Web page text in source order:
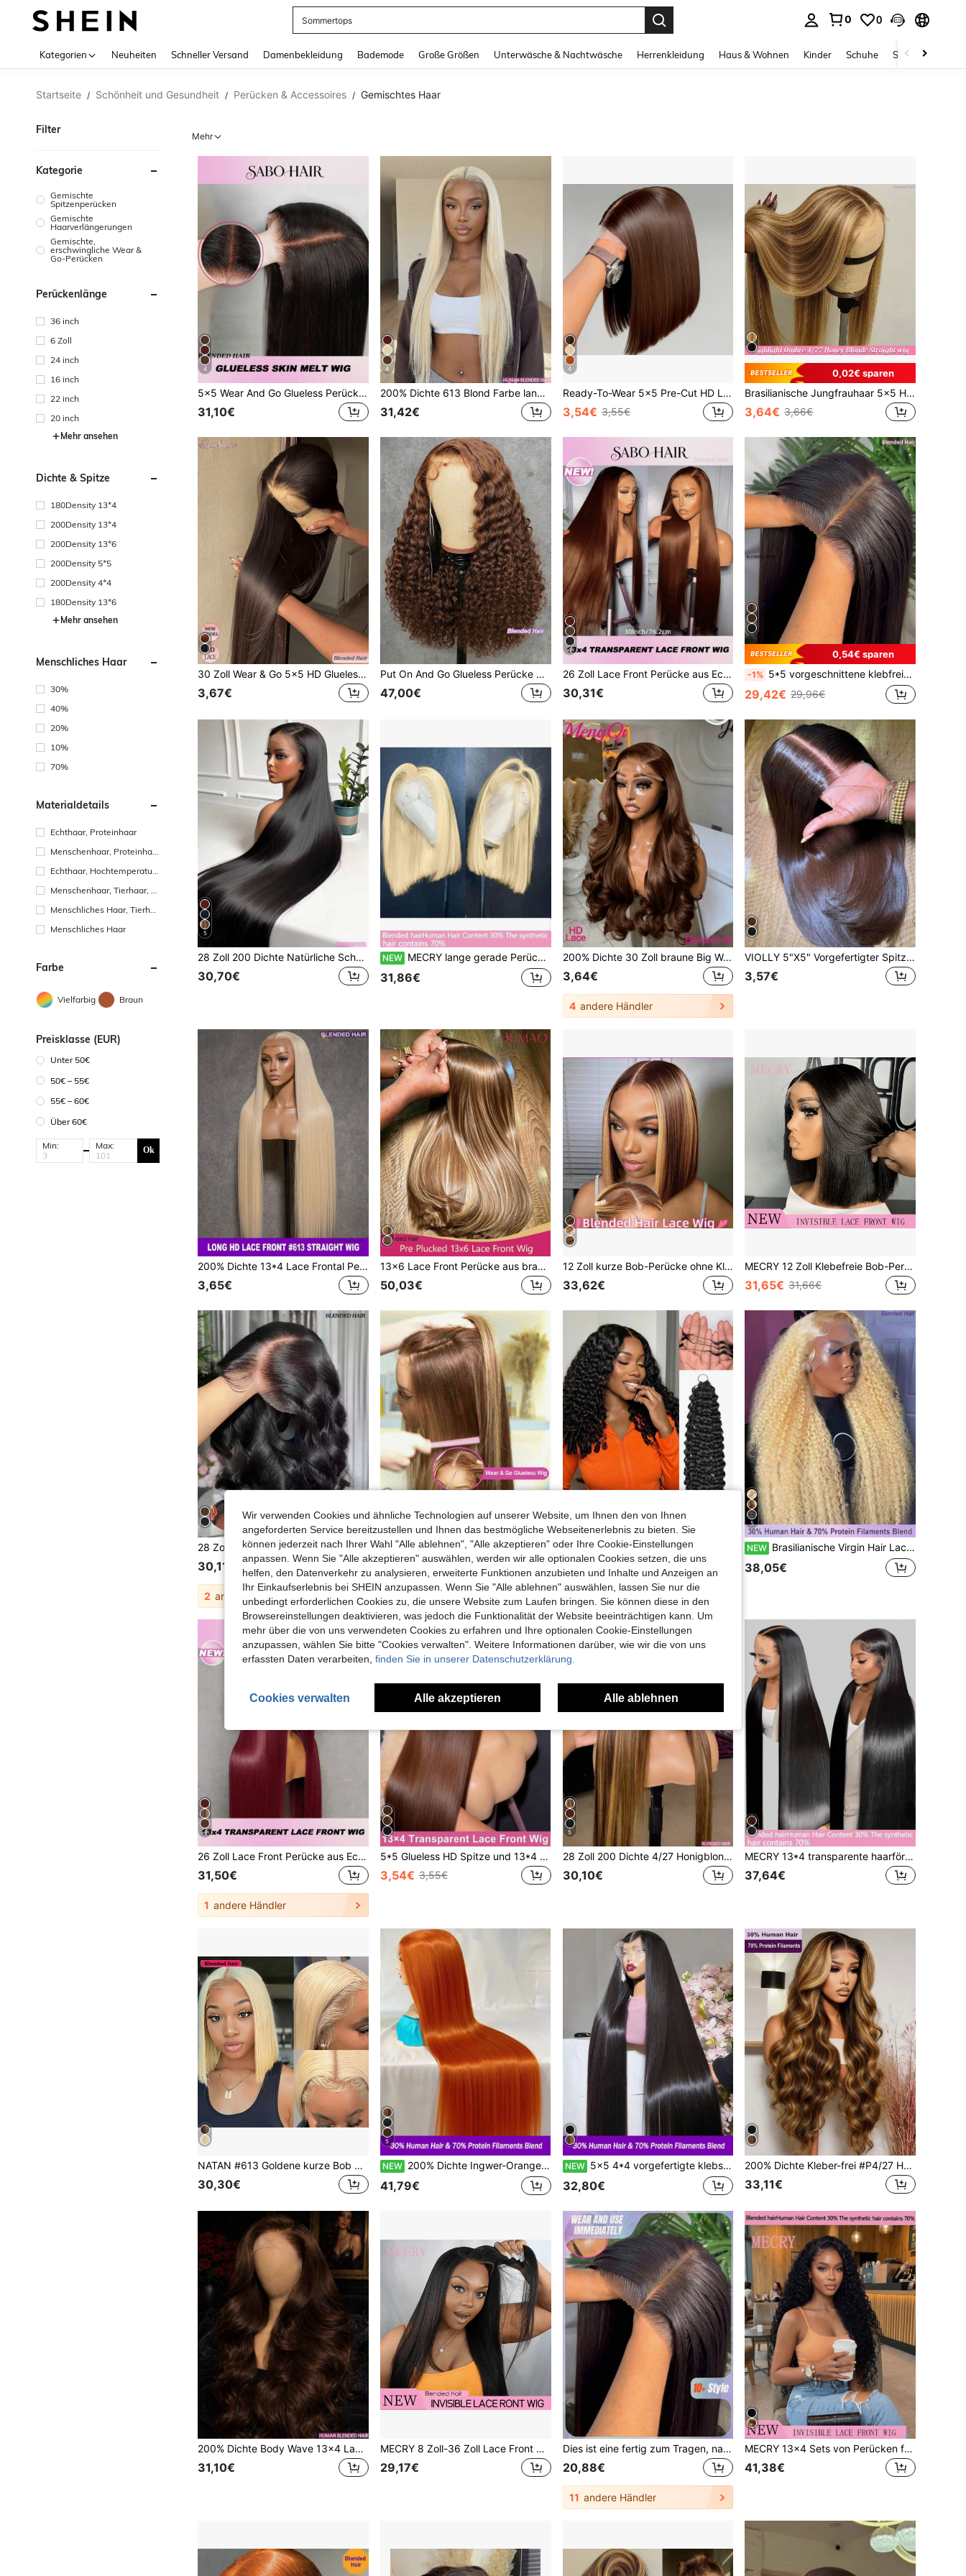
Sommertops
0 0
Kategorien Neuheiten Schneller Versand Damenbekleidung Bademode Große Größen Unterwäsche & Nachtwäsche Herrenkleidung Haus & Wohnen Kinder Schuhe Schmuck &
Startseite / Schönheit und Gesundheit / Perücken & Accessoires / Gemischtes Haar
Filter
Kategorie
Gemischte
Spitzenperücken
Gemischte
Haarverlängerungen
Gemischte,
erschwingliche Wear &
Go-Perücken
Perückenlänge
36 inch
6 Zoll
24 inch
16 inch
22 inch
20 inch
Mehr ansehen
Dichte & Spitze
180Density 13*4
200Density 13*4
200Density 13*6
200Density 5*5
200Density 4*4
180Density 13*6
Mehr ansehen
Menschliches Haar
30%
40%
20%
10%
70%
Materialdetails
Echthaar, Proteinhaar
Menschenhaar, Proteinhaa
Echthaar, Hochtemperaturf
Menschenhaar, Tierhaar, H
Menschliches Haar, Tierha
Menschliches Haar
Farbe
Vielfarbig Braun
Preisklasse (EUR)
Unter 50€
50€ – 55€
55€ – 60€
Über 60€
Min: Max: Ok
Mehr
4
5x5 Wear And Go Glueless Perücken, vorgezupft, vorgeschnitten, gerade Lace Front Perücken, gemischtes Haar, für Frauen, ohne Kleber, HD Lace Front Closure, sofort tragbar, 200% Dichte, 8-34 Zoll lang, natürliches Schwarz
31,10€
4
200% Dichte 613 Blond Farbe langes glattes Echthaar Frontal 13X4 unsichtbare Full Lace Frontal Perücken für Frauen vorgerupft große Fläche Lace Front Perücke super weich tägliche Party Perücken gemischtes Haar natürliche Haarlinie 8-16 Bob Perücke
31,42€
4
Ready-To-Wear 5x5 Pre-Cut HD Lace Front Perücke & 13*4 Lace Front Perücke 200% Dichte #4 Braun Glattes Haar Mix - Vorbleichte Knoten und natürliche Haarlinie - Kein Kleber erforderlich für sofortiges Tragen
3,54€ 3,55€
0,02€ sparen
Brasilianische Jungfrauhaar 5x5 HD nahtlose Frontal Perücke, Mischung aus Echthaar, vorgetrimmt 200% Dichte, #4/27 Honigblond Farbverlauf Highlight glattes Haar, klebefreie Perücke für Frauen, 13x4 13x6 brasilianische Frontal mit Babyhaar HD nahtlose Spitzen Frontal
3,64€ 3,66€
30 Zoll Wear & Go 5x5 HD Glueless Front Straight Perücke aus brasilianischem Virgin Hair, vorgezupft, gebleichte Knoten, 200% Dichte, 13x4 13x6 HD transparente Lace Frontal Perücke aus echtem Mischhaar für Frauen, natürliche schwarze Farbe
3,67€
Put On And Go Glueless Perücke Schokoladenbraun Jerry Locken 5x5 4x4 Glueless Frontal Perücken 200% Dichte Perücke für Anfänger #4 Braun Tief Lockig Wellig Frontal Lace Perücke 13x4 13x6 Transparente Lace Front Perücken Menschliches gemischtes Haar Vorplucked Tiefwelle Perücke für Frauen
47,00€
4
26 Zoll Lace Front Perücke aus Echthaar, Frontalhaar, vorgezupft, glatt, brasilianisch, 5x5, klebstofffrei, 13x4 Lace Front, natürliches Braun, gemischtes Haar, Lace Frontal, 200% Dichte, Perücken für Frauen, Party, Alltag
30,31€
0,54€ sparen
-1% 5*5 vorgeschnittene klebfreie HD-Spitze und 13*4 HD-Spitzenfront-Perücke aus gemischtem Echthaar, schwarz, 200% Dichte, natürliche Farbe, glattes Haar, vorausgerupfte Haaransätze und Babyhaar - sofort tragbar ohne Kleber - verschiedene Größen für Frauen am Valentinstag
29,42€ 29,96€
5
28 Zoll 200 Dichte Natürliche Schwarze Farbe Gerade 13X4 13x6 HD Transparente Spitze Front Perücken Haare mit Babyhaaren Perfekt für den täglichen Gebrauch Natürliches Aussehen Natürliche Haarlinie Weich für Damen Lange Modische Brasilianische Mischhaar Perücke
30,70€
NEW MECRY lange gerade Perücke, synthetische Perücke, anfängerfreundlich, hitzebeständig, modisch und vielseitig, geeignet für Weihnachtskostüme, Rollenspiele, tägliches Tragen, Partys usw. Transparente Spitze mit hochauflösender Stirnpartie, vorgeschnitten
31,86€
200% Dichte 30 Zoll braune Big Wave brasilianische Mischhaar Perücke, 13x4 HD transparente Spitzenfront, 5*5 klebefreie vorgeschnittene Haarpartie, vorgezupfte Haarlinie mit Babyhaaren, 3 Sekunden Tragen und Los, Damen Alltagsperücke
3,64€
4 andere Händler
VIOLLY 5"X5" Vorgefertigter Spitzenverschluss aus Remy-Echthaargemisch, kombiniert mit 13"X4" großer HD transparenter Spitzenfront Perücke aus brasilianischem Jungfernhaar, 180% Dichte, schokoladenbraun glatt - Haaransatz und Babyhaar bereits gezupft - kein Kleber nötig, sofort tragbar, für Frauen
3,57€
200% Dichte 13*4 Lace Frontal Perücke Brasilianisches Jungfrauhaar HD Transparente Lace Frontal Perücke Menschliches Mischhaar #613 Blondfarbene Perücke Vorgezupft mit Babyhaar Für Frauen Klebefreie Perücken Für Frauen Bequem Für Den Täglichen Gebrauch
3,65€
13x6 Lace Front Perücke aus brasilianischem Mischhaar, vorgezupft, 200 Dichte, glatt, ohne Kleber, HD transparente Lace Front Perücke mit Babyhaaren, für Frauen, natürlicher Look
50,03€
12 Zoll kurze Bob-Perücke ohne Kleber, Full Lace 4*4 5*5 13x4 13x6 8-16 Zoll HD transparente Lace Frontal, 100% brasilianisches jungfräuliches Echthaar, glatt, kurzer Bob-Stil, vorgeschnitten mit Babyhaaren, natürliche Farbe, hitzebeständige Kunstfaserperücke für Frauen
33,62€
MECRY 12 Zoll Klebefreie Bob-Perücke mit Pony, natürliches schwarzes glattes Haar, schulterlang, echtes menschliches Haar vorne, geeignet für Frauen, lässiger oder modischer Stil, Damenperücke, klebefreies Mischhaar
31,65€ 31,66€
28 Zoll 5*5 vorkurzes Spitzen-Perücke ohne Kleber, tragbar und sofort einsatzbereit, menschliches Frontalhaar, schwarze Perücke mit Body-Wellen für Frauen, vorkurzes Haar, sofort tragbar, Mittelscheitel 13*4 vorkurzes Haar mit Babyhaar, natürliche Haarlinie, HD-Spitze, gemischte Perücke
30,11€
2 andere Händler
5*5 Wear And Go 4/27 Honigblond Lange 8-34 Zoll Perücke Echthaar Frontalhaar 13x4 HD Spitze Front Perücken 200% Dichte Brasilianisches Jungfrauhaar Vorgeschnittene Spitze Echthaar Frontalhaar Glatte Perücke Vorgezupft Mit Babyhaaren Gemischtes Haar Für Frauen Täglicher Partygebrauch
30,41€ 28,98€
5
NEW Brasilianische Virgin Hair Lace Front Perücke mit Haaransatz, gebleichten Knoten, atmungsaktiver Kappe, anfängerfreundlich, lockig, vorab gezupft, 13*4 Lace Front Perücke, menschliches Mischhaar, Länge 8-34 Zoll, geeignet für Frauen, Blond #613
38,05€
4
26 Zoll Lace Front Perücke aus Echthaar, Frontalhaar, vorgezupft, glatt, brasilianisch, 13x4 Lace Front, natürliches Burgunderrot 99j, rot gemischtes Haar, Lace Frontal, 200% Dichte, Perücke für Frauen, Party und Alltag
31,50€
1 andere Händler
5*5 Glueless HD Spitze und 13*4 HD Spitzenfront Perücke aus gemischtem Echthaar in Schokoladenbraun, 200% Dichte, 4# farbiges glattes Haar, vorgezupfte Haarline und Baby-Haare - sofort tragbar ohne Kleber - verschiedene Größen für Frauen zum Valentinstag
3,54€ 3,55€
5
28 Zoll 200 Dichte 4/27 Honigblond Farbe gerade 13X4 13x6 HD transparente Spitzenperücke mit Babyhaaren perfekt für den täglichen Gebrauch natürlich aussehende natürliche Haarlinie weich für Frauen lange modische brasilianische Mischhaarperücke
30,10€
MECRY 13*4 transparente haarförmige gerade Perücke, 200% Dichte, 10-36 Zoll, Spitzenkante vorne, vorgekürzt und vorgenäht, glatt für den täglichen Gebrauch, hochwertige Damen-Mischhaarperücke, hergestellt aus einer Mischung von Echthaar mit synthetischen Fasern und Proteinfäden
37,64€
NATAN #613 Goldene kurze Bob Perücke, kein Kleber erforderlich, 13x4 High Definition Lace Front, 10A Qualität brasilianisches glattes Haar, 180% Dichte, vorgezupft, natürliche Haargrenze, unisex. Diese Perücke besteht aus echtem Menschenhaar an der Vorderseite und einer Mischung aus synthetischen Fasern und Proteinsträhnen, mit brasilianischem glattem Haar.
30,30€
5
NEW 200% Dichte Ingwer-Orange gerade Lace Front Perücke #350 Orange 13x4 Lace Front Perücken aus menschlichem Mischhaar, vorgezupft, HD transparente Lace Front Perücke mit natürlicher Haarlinie, Babyhaaren, gebleichten Knoten, freier Scheitel, für Frauen, tägliche Nutzung, Party, anfängerfreundlich
41,79€
NEW 5x5 4*4 vorgefertigte klebstofffreie Wear-And-Go Damenperücke 13x4 13*6 Full Front Lace HD unsichtbare Lace Front Haare 200% Dichte vorgezupfte Haarlinie gebleichte Knoten glatte Mischhaare 28 Zoll vorgezupfte HD Lace Front Haare mit Babyhaaren natürliches Schwarz
32,80€
200% Dichte Kleber-frei #P4/27 Hochglanz Echthaar-Mischung Vorgeschnitten #1B 13x4 Frontal Wellen-Textur 26 Zoll Natürliche Haarlinie Perücke für Frauen Anfänger
33,11€
200% Dichte Body Wave 13x4 Lace Front Perücke HD Spitze Echthaar Frontal Perücke HD transparente Spitze Perücken vorgezupft mit Babyhaaren für Frauen gemischte Haar Perücken gebleichte Knoten natürliche Haarlinie für Frauen hohe Dichte #4 braune Farbe
31,10€
MECRY 8 Zoll-36 Zoll Lace Front Perücke 4&4 5&5 13&4 13&6 180 Dichte Tragen und Gehen Klebefrei Perücken Echthaar Vorgeschnitten Vorgezupft Transparente Lace Front Perücken Echthaar Perücken Gemischtes Haar ist aus Echthaar mit synthetischen Fasern und Proteinfilamenten für Frauen hergestellt Klebefrei Lace Front Verschluss Fertig zum Tragen Perücken Naturschwarz
29,17€
Dies ist eine fertig zum Tragen, natürlich schwarze lange Perücke mit einem 13x4 hochauflösenden Spitzenfront-Abschnitt. Sie verfügt über eine 200% Dichte brasilianische einheimische vorgeschnittene Spitzenfront-Haare, glattes Haar und gemischte Haarsträhnen, geeignet für den täglichen Gebrauch von Frauen.
20,88€
11 andere Händler
MECRY 13x4 Sets von Perücken für Männer, voll anliegende Perücken, tiefe Wellenlocken Perücke, lange lockige wellige Perücke, 200% Dichte, natürliche Haarlinie. Stirnband Perücken mit vorab gezupften Babyhaaren, geeignet für Anfänger und einfach zu tragen, geeignet für Frauen.
41,38€
Wir verwenden Cookies und ähnliche Technologien auf unserer Website, um Ihnen den von Ihnen
angeforderten Service bereitzustellen und Ihnen das bestmögliche Webseitenerlebnis zu bieten. Sie
können jederzeit nach Ihrer Wahl "Alle ablehnen", "Alle akzeptieren" oder Ihre Cookie-Einstellungen
anpassen. Wenn Sie "Alle akzeptieren" auswählen, werden wir alle optionalen Cookies setzen, die uns
helfen, den Datenverkehr zu analysieren, erweiterte Funktionen anzubieten und Inhalte und Anzeigen an
Ihr Einkaufserlebnis bei SHEIN anzupassen. Wenn Sie "Alle ablehnen" auswählen, lassen Sie nur die
unbedingt erforderlichen Cookies zu, die unsere Website zum Laufen bringen. Sie können diese in den
Browsereinstellungen deaktivieren, was jedoch die Funktionalität der Website beeinträchtigen kann. Um
mehr über die von uns verwendeten Cookies zu erfahren und Ihre optionalen Cookie-Einstellungen
anzupassen, wählen Sie bitte "Cookies verwalten". Weitere Informationen darüber, wie wir die von uns
erfassten Daten verarbeiten, finden Sie in unserer Datenschutzerklärung.
Cookies verwalten Alle akzeptieren Alle ablehnen